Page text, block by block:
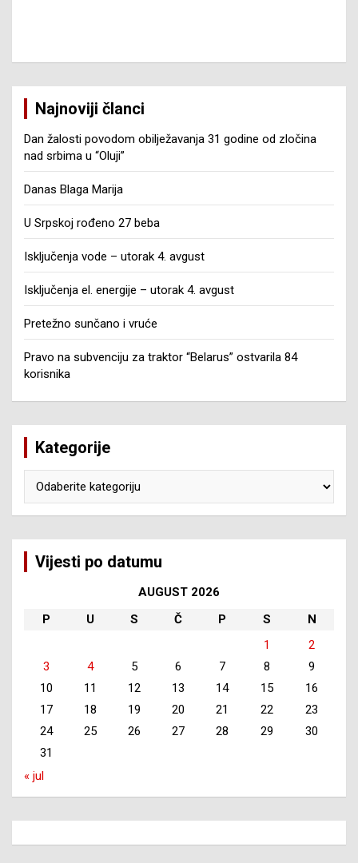
Najnoviji članci
Dan žalosti povodom obilježavanja 31 godine od zločina
nad srbima u “Oluji”
Danas Blaga Marija
U Srpskoj rođeno 27 beba
Isključenja vode – utorak 4. avgust
Isključenja el. energije – utorak 4. avgust
Pretežno sunčano i vruće
Pravo na subvenciju za traktor “Belarus” ostvarila 84
korisnika
Kategorije
Vijesti po datumu
AUGUST 2026
P
U S Č P S
N
1
2
3
4 5 6 7 8
9
10
11 12 13 14 15
16
17
18 19 20 21 22
23
24
25 26 27 28 29
30
31
« jul